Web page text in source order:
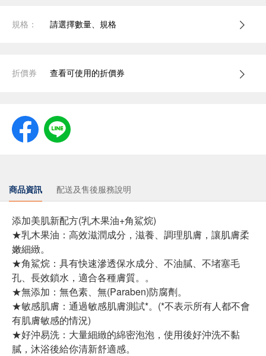
規格： 請選擇數量、規格
折價券 查看可使用的折價券
商品資訊 配送及售後服務說明
添加美肌新配方(乳木果油+角鯊烷)
★乳木果油：高效滋潤成分，滋養、調理肌膚，讓肌膚柔
嫩細緻。
★角鯊烷：具有快速滲透保水成分、不油膩、不堵塞毛
孔、長效鎖水，適合各種膚質。。
★無添加：無色素、無(Paraben)防腐劑。
★敏感肌膚：通過敏感肌膚測試*。(*不表示所有人都不會
有肌膚敏感的情況)
★好沖易洗：大量細緻的綿密泡泡，使用後好沖洗不黏
膩，沐浴後給你清新舒適感。